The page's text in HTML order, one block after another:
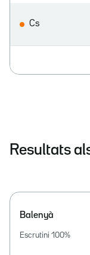
Cs
Resultats
Balenyà
Escrutini 100%